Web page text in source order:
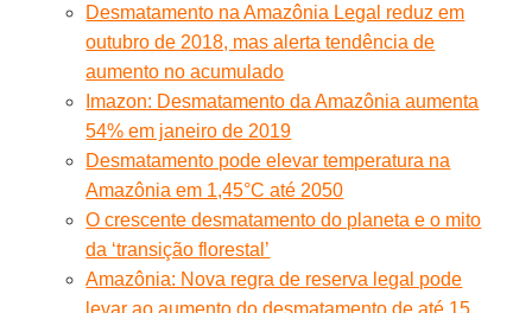
Desmatamento na Amazônia Legal reduz em
outubro de 2018, mas alerta tendência de
aumento no acumulado
Imazon: Desmatamento da Amazônia aumenta
54% em janeiro de 2019
Desmatamento pode elevar temperatura na
Amazônia em 1,45°C até 2050
O crescente desmatamento do planeta e o mito
da ‘transição florestal’
Amazônia: Nova regra de reserva legal pode
levar ao aumento do desmatamento de até 15